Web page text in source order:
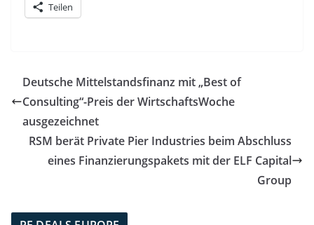
Teilen
Deutsche Mittelstandsfinanz mit „Best of
Consulting“-Preis der WirtschaftsWoche
ausgezeichnet
RSM berät Private Pier Industries beim Abschluss
eines Finanzierungspakets mit der ELF Capital
Group